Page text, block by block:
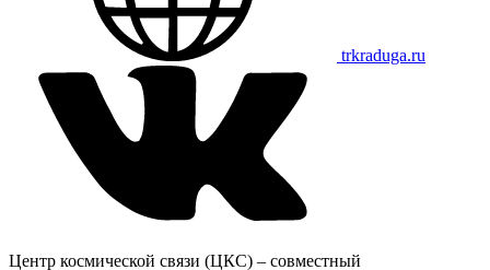
trkraduga.ru
Центр космической связи (ЦКС) – совместный